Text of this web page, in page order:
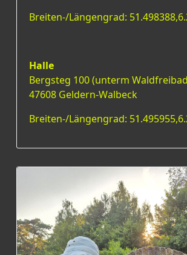
Breiten-/Längengrad:
Halle
Bergsteg 100 (unterm
47608 Geldern-Walbeck
Breiten-/Längengrad: